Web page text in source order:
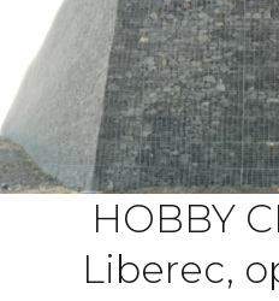
HOBBY
Liberec,